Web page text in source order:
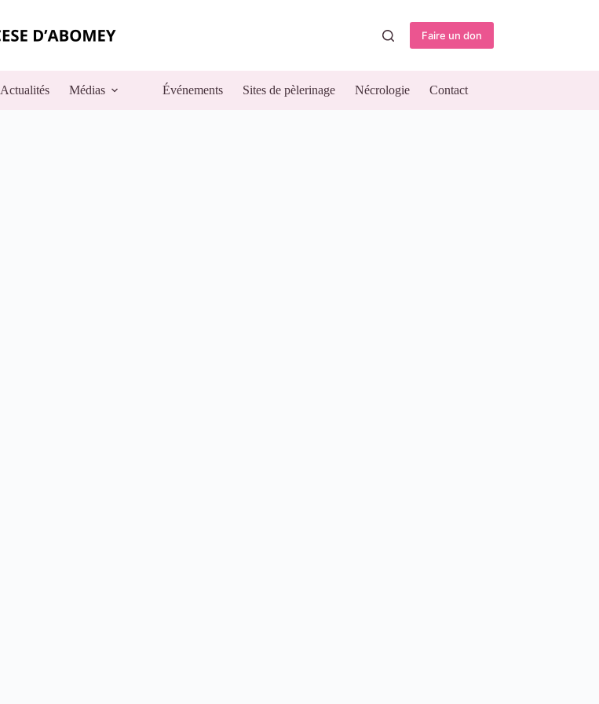
Faire un don
Actualités Médias Événements Sites de pèlerinage Nécrologie Contact